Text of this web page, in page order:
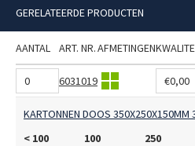
GERELATEERDE PRODUCTEN
AANTAL ART. NR.AFMETINGEN
6031019 €0,00
KARTONNEN DOOS 350X250X150MM
< 100
100 250